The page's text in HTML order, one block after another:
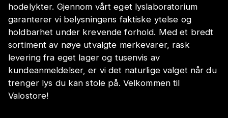
hodelykter. Gjennom vårt eget lyslaboratorium
garanterer vi belysningens faktiske ytelse og
holdbarhet under krevende forhold. Med et bredt
sortiment av nøye utvalgte merkevarer, rask
levering fra eget lager og tusenvis av
kundeanmeldelser, er vi det naturlige valget når du
trenger lys du kan stole på. Velkommen til
Valostore!